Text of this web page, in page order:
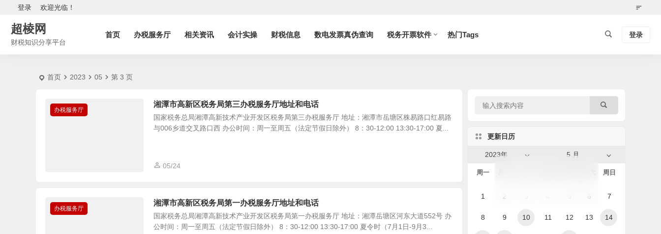
20235 月 | 超棱网欢迎光临！
登录
超棱网
财税知识分享平台
首页 办税服务厅 相关资讯 会计实操 财税信息 数电发票真伪查询 税务开票软件 热门Tags 登录
首页 2023 05 第 3 页
办税服务厅
湘潭市高新区税务局第三办税服务厅地址和电话
国家税务总局湘潭高新技术产业开发区税务局第三办税服务厅 地址：湘潭市岳塘区株易路口红易路
与006乡道交叉路口西 办公时间：周一至周五（法定节假日除外） 8：30-12:00 13:30-17:00 夏...
05/24
办税服务厅
湘潭市高新区税务局第一办税服务厅地址和电话
国家税务总局湘潭高新技术产业开发区税务局第一办税服务厅 地址：湘潭岳塘区河东大道552号 办
公时间：周一至周五（法定节假日除外） 8：30-12:00 13:30-17:00 夏令时（7月1日-9月3...
更新日历
5 月
2023年
周一 周日
1 2 6 7
8 9 10 11 12 13 14